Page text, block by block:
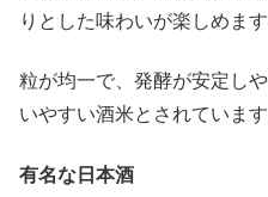
りとした味わいが楽しめます
粒が均一で、発酵が安定し
いやすい酒米とされています
有名な日本酒